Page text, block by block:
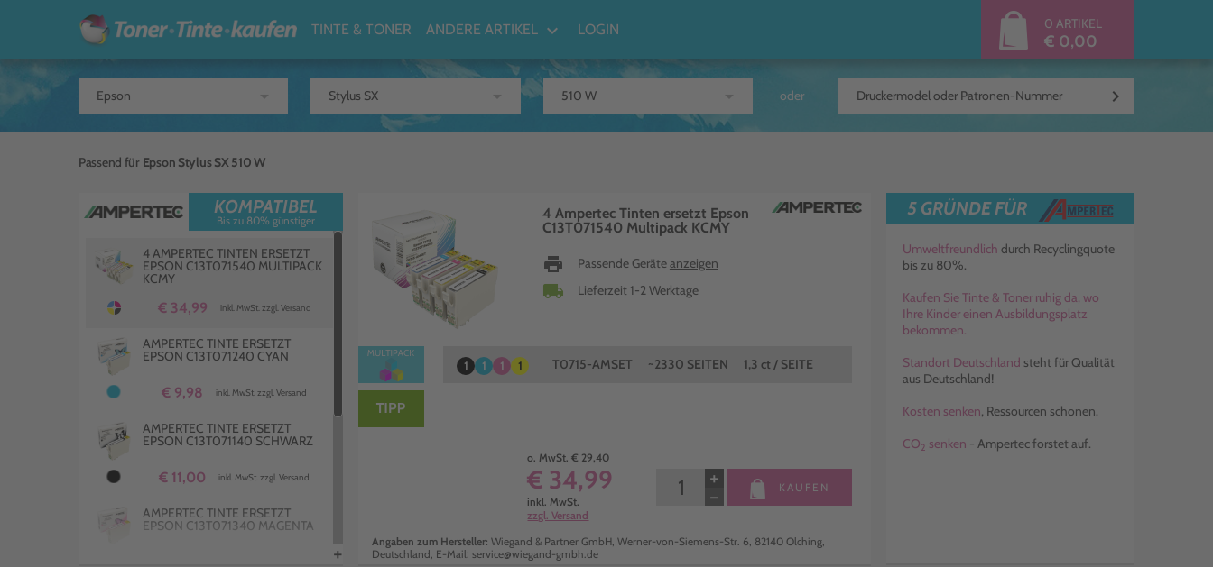
TINTE & TONER ANDERE ARTIKEL keyboard_arrow_down LOGIN 0 ARTIKEL
€ 0,00
oder keyboard_arrow_right
Passend für Epson Stylus SX 510 W
KOMPATIBEL
Bis zu 80% günstiger
4 AMPERTEC TINTEN ERSETZT
EPSON C13T071540 MULTIPACK
KCMY
€ 34,99 inkl. MwSt. zzgl. Versand
AMPERTEC TINTE ERSETZT
EPSON C13T071240 CYAN
€ 9,98 inkl. MwSt. zzgl. Versand
AMPERTEC TINTE ERSETZT
EPSON C13T071140 SCHWARZ
€ 11,00 inkl. MwSt. zzgl. Versand
AMPERTEC TINTE ERSETZT
EPSON C13T071340 MAGENTA
+
4 Ampertec Tinten ersetzt Epson
C13T071540 Multipack KCMY
print Passende Geräteanzeigen
local_shipping Lieferzeit 1-2 Werktage
1 1 1 1 T0715-AMSET ~2330 SEITEN 1,3 ct / SEITE
o. MwSt. € 29,40
€ 34,99
inkl. MwSt.
zzgl. Versand
−
+ KAUFEN
Angaben zum Hersteller: Wiegand & Partner GmbH, Werner-von-Siemens-Str. 6, 82140 Olching,
Deutschland, E-Mail: service@wiegand-gmbh.de
5 GRÜNDE FÜR
Umweltfreundlich durch Recyclingquote
bis zu 80%.
Kaufen Sie Tinte & Toner ruhig da, wo
Ihre Kinder einen Ausbildungsplatz
bekommen.
Standort Deutschland steht für Qualität
aus Deutschland!
Kosten senken, Ressourcen schonen.
CO2 senken - Ampertec forstet auf.